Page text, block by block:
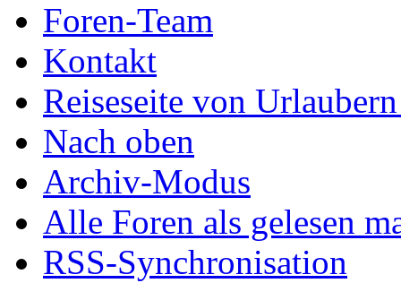
Foren-Team
Kontakt
Reiseseite von
Nach oben
Archiv-Modus
Alle Foren als gelesen
RSS-Synchronisation